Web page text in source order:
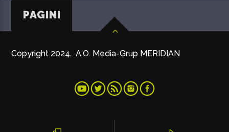
PAGINI
Copyright 2024. A.O. Media-Grup MERIDIAN